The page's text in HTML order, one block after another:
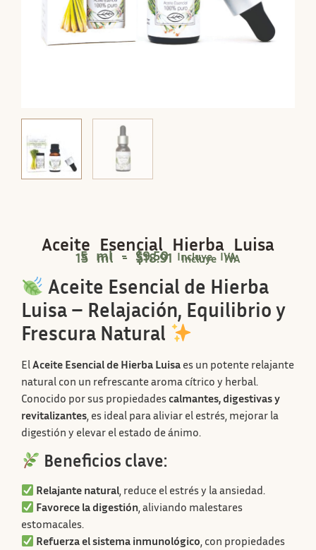
Aceite Esencial Hierba Luisa
5 ml -$9.50 Incluye IVA
15 ml - $18.91 Incluye IVA
Aceite Esencial de Hierba
Luisa – Relajación, Equilibrio y
Frescura Natural
ElAceite Esencial de Hierba Luisa es un potente relajante
natural con un refrescante aroma cítrico y herbal.
Conocido por sus propiedadescalmantes, digestivas y
revitalizantes, es ideal para aliviar el estrés, mejorar la
digestión y elevar el estado de ánimo.
Beneficios clave:
Relajante natural, reduce el estrés y la ansiedad.
Favorece la digestión, aliviando malestares
estomacales.
Refuerza el sistema inmunológico, con propiedades